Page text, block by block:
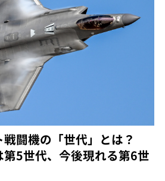
戦闘機の「世代」とは？
5世代、今後現れる第6世